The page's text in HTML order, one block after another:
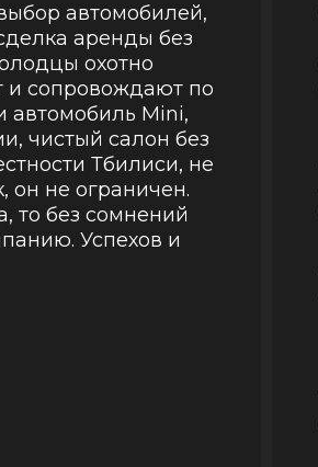
автомобилей,
аренды без
охотно
и сопровождают по
Mini,
чистый салон без
Тбилиси, не
он не ограничен.
то без сомнений
Успехов и